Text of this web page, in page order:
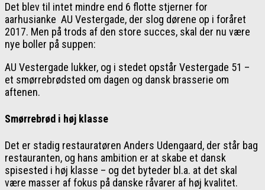
Det blev til intet mindre end 6 flotte stjerner for
aarhusianke AU Vestergade, der slog dørene op i foråret
2017. Men på trods af den store succes, skal der nu være
nye boller på suppen:
AU Vestergade lukker, og i stedet opstår Vestergade 51 –
et smørrebrødsted om dagen og dansk brasserie om
aftenen.
Smørrebrød i høj klasse
Det er stadig restauratøren Anders Udengaard, der står bag
restauranten, og hans ambition er at skabe et dansk
spisested i høj klasse – og det byteder bl.a. at det skal
være masser af fokus på danske råvarer af høj kvalitet.